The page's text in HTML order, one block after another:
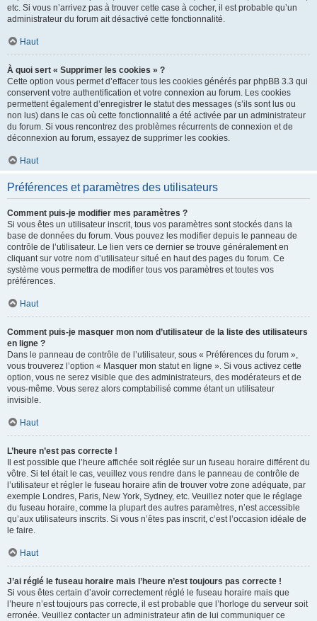
etc. Si vous n’arrivez pas à trouver cette case à cocher, il est probable qu’un
administrateur du forum ait désactivé cette fonctionnalité.
Haut
À quoi sert « Supprimer les cookies » ?
Cette option vous permet d’effacer tous les cookies générés par phpBB 3.3 qui
conservent votre authentification et votre connexion au forum. Les cookies
permettent également d’enregistrer le statut des messages (s’ils sont lus ou
non lus) dans le cas où cette fonctionnalité a été activée par un administrateur
du forum. Si vous rencontrez des problèmes récurrents de connexion et de
déconnexion au forum, essayez de supprimer les cookies.
Haut
Préférences et paramètres des utilisateurs
Comment puis-je modifier mes paramètres ?
Si vous êtes un utilisateur inscrit, tous vos paramètres sont stockés dans la
base de données du forum. Vous pouvez les modifier depuis le panneau de
contrôle de l’utilisateur. Le lien vers ce dernier se trouve généralement en
cliquant sur votre nom d’utilisateur situé en haut des pages du forum. Ce
système vous permettra de modifier tous vos paramètres et toutes vos
préférences.
Haut
Comment puis-je masquer mon nom d’utilisateur de la liste des utilisateurs
en ligne ?
Dans le panneau de contrôle de l’utilisateur, sous « Préférences du forum »,
vous trouverez l’option « Masquer mon statut en ligne ». Si vous activez cette
option, vous ne serez visible que des administrateurs, des modérateurs et de
vous-même. Vous serez alors comptabilisé comme étant un utilisateur
invisible.
Haut
L’heure n’est pas correcte !
Il est possible que l’heure affichée soit réglée sur un fuseau horaire différent du
vôtre. Si tel était le cas, veuillez vous rendre dans le panneau de contrôle de
l’utilisateur et régler le fuseau horaire afin de trouver votre zone adéquate, par
exemple Londres, Paris, New York, Sydney, etc. Veuillez noter que le réglage
du fuseau horaire, comme la plupart des autres paramètres, n’est accessible
qu’aux utilisateurs inscrits. Si vous n’êtes pas inscrit, c’est l’occasion idéale de
le faire.
Haut
J’ai réglé le fuseau horaire mais l’heure n’est toujours pas correcte !
Si vous êtes certain d’avoir correctement réglé le fuseau horaire mais que
l’heure n’est toujours pas correcte, il est probable que l’horloge du serveur soit
erronée. Veuillez contacter un administrateur afin de lui communiquer ce